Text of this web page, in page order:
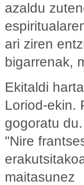
azaldu
ari ziren
bigarrenak,
Ekitaldi
Loriod-ekin.
gogoratu du.
"Nire
maitasunez